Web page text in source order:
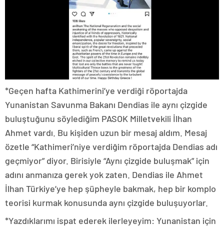
*Geçen hafta Kathimerini’ye verdiği röportajda
Yunanistan Savunma Bakanı Dendias ile aynı çizgide
buluştuğunu söylediğim PASOK Milletvekili İlhan
Ahmet vardı. Bu kişiden uzun bir mesaj aldım. Mesaj
özetle “Kathimeri’niye verdiğim röportajda Dendias adı
geçmiyor” diyor. Birisiyle “Aynı çizgide buluşmak” için
adını anmanıza gerek yok zaten. Dendias ile Ahmet
İlhan Türkiye’ye hep şüpheyle bakmak, hep bir komplo
teorisi kurmak konusunda aynı çizgide buluşuyorlar.
*Yazdıklarımı ispat ederek ilerleyeyim: Yunanistan için